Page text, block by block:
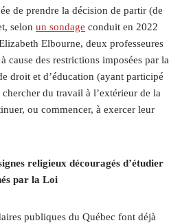
de prendre la décision de partir (de
selon un sondage conduit en 2022
Elbourne, deux professeures
cause des restrictions imposées par la
droit et d’éducation (ayant participé
du travail à l’extérieur de la
ou commencer, à exercer leur
religieux découragés d’étudier
par la Loi
publiques du Québec font déjà